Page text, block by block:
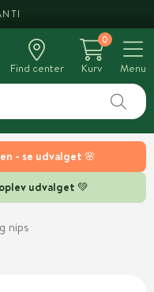
- se udvalget 🌸
udvalget 💚
Find center
0
Kurv
Menu
nips